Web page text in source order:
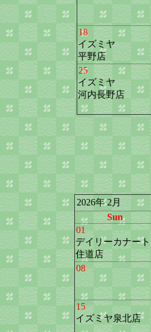
2026年 2月
Sun
01
デイリーカナート
住道店
08
15
イズミヤ泉北店
18
イズミヤ
平野店
25
イズミヤ
河内長野店